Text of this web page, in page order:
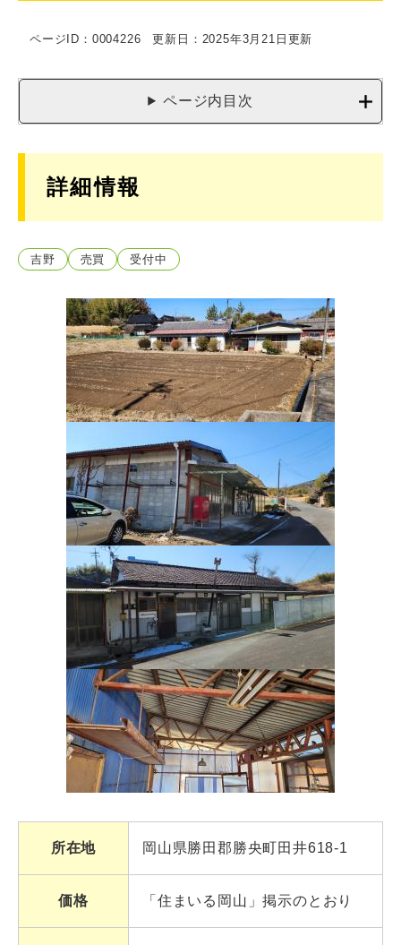
ページID：0004226 更新日：2025年3月21日更新
ページ内目次
詳細情報
吉野 売買 受付中
所在地 岡山県勝田郡勝央町田井618-1
価格 「住まいる岡山」掲示のとおり